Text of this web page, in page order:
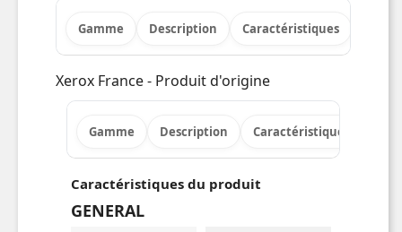
Gamme Description Caractéristiques
Xerox France - Produit d'origine
Gamme Description Caractéristiques
Caractéristiques du produit
GENERAL